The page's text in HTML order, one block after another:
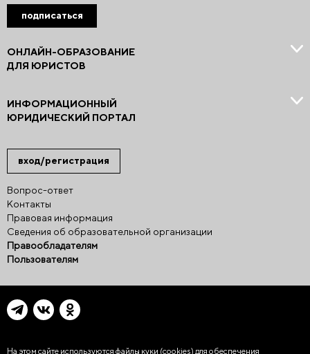
вход/регистрация
Вопрос-ответ
Контакты
Правовая информация
Сведения об образовательной организации
Правообладателям
Пользователям
ОНЛАЙН-ОБРАЗОВАНИЕ
ДЛЯ ЮРИСТОВ
ИНФОРМАЦИОННЫЙ
ЮРИДИЧЕСКИЙ ПОРТАЛ
подписаться
На этом сайте используются файлы куки (cookies) для обеспечения